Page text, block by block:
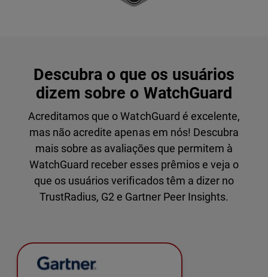
Descubra o que os usuários
dizem sobre o WatchGuard
Acreditamos que o WatchGuard é excelente,
mas não acredite apenas em nós! Descubra
mais sobre as avaliações que permitem à
WatchGuard receber esses prêmios e veja o
que os usuários verificados têm a dizer no
TrustRadius, G2 e Gartner Peer Insights.